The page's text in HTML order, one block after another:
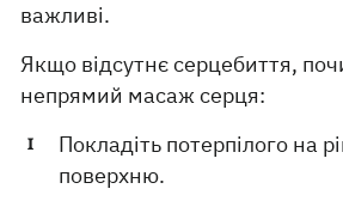
важливі.
Якщо відсутнє серцебиття,
непрямий масаж серця:
Покладіть потерпілого на
поверхню.